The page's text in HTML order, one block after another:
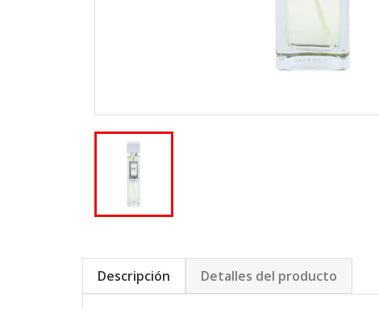
Descripción Detalles del producto